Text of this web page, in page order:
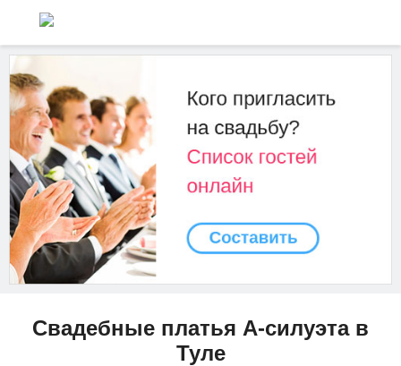
Свадебные платья А-силуэта в
Туле